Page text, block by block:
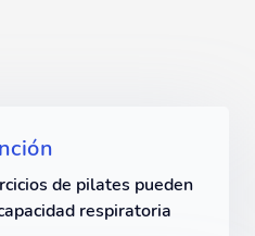
de pilates pueden
respiratoria